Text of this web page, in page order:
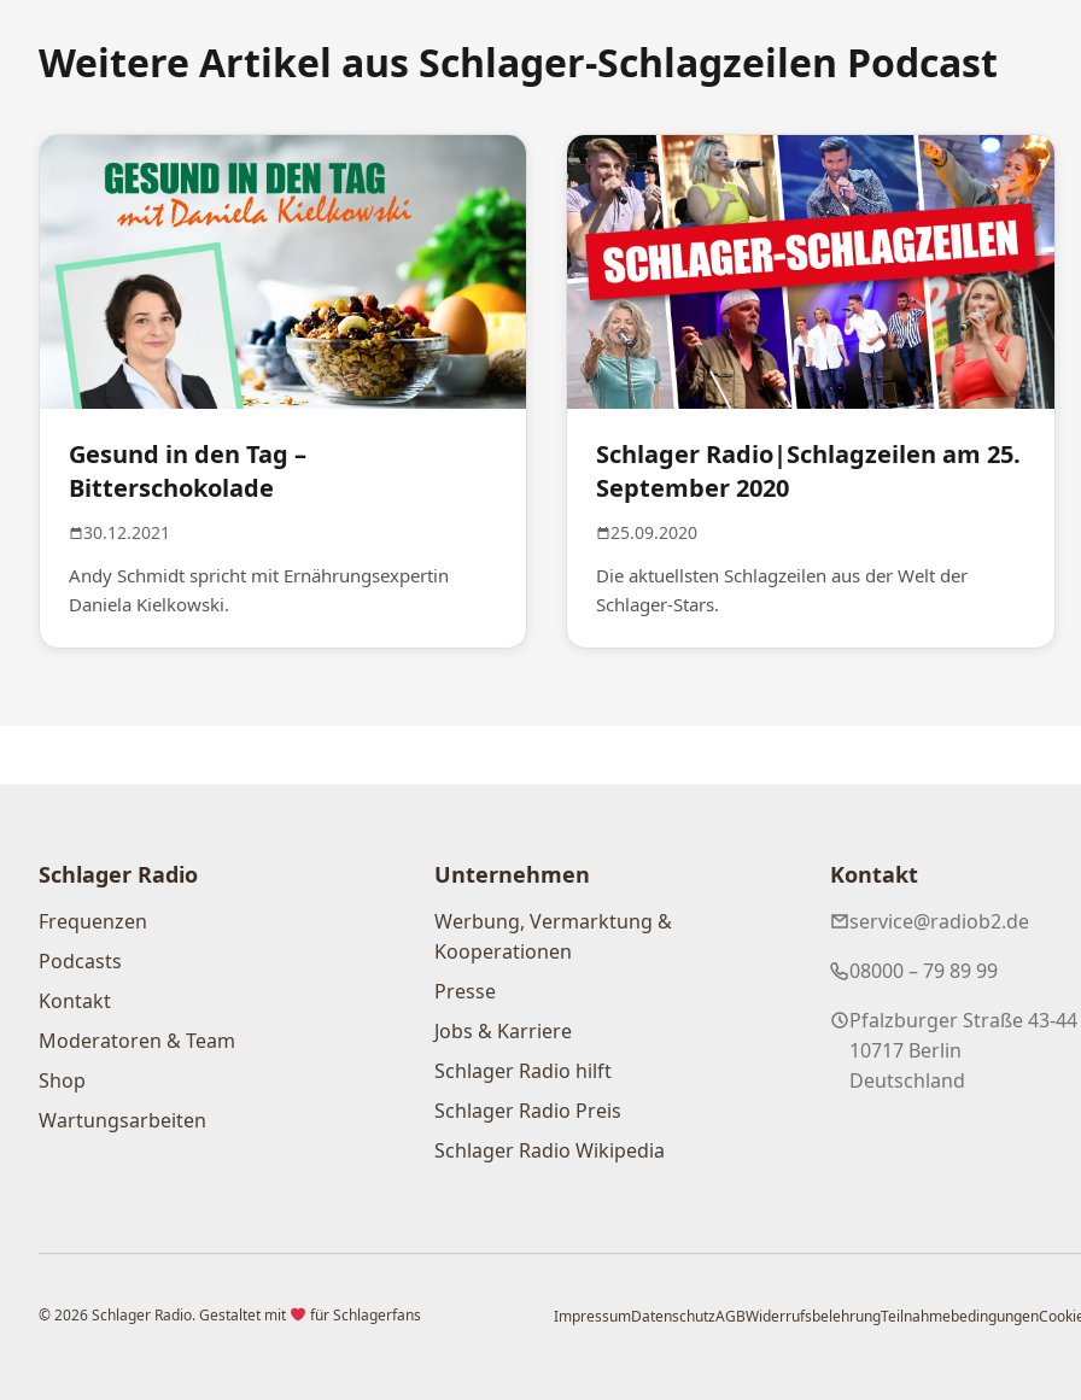
Weitere Artikel aus Schlager-Schlagzeilen Podcast
Gesund in den Tag –
Bitterschokolade
30.12.2021
Andy Schmidt spricht mit Ernährungsexpertin
Daniela Kielkowski.
Schlager Radio|Schlagzeilen am 25.
September 2020
25.09.2020
Die aktuellsten Schlagzeilen aus der Welt der
Schlager-Stars.
Schlager Radio
Frequenzen
Podcasts
Kontakt
Moderatoren & Team
Shop
Wartungsarbeiten
Unternehmen
Werbung, Vermarktung &
Kooperationen
Presse
Jobs & Karriere
Schlager Radio hilft
Schlager Radio Preis
Schlager Radio Wikipedia
Kontakt
service@radiob2.de
08000 – 79 89 99
Pfalzburger Straße 43-44
10717 Berlin
Deutschland
© 2026 Schlager Radio. Gestaltet mit für Schlagerfans ImpressumDatenschutzAGBWiderrufsbelehrungTeilnahmebedingungen